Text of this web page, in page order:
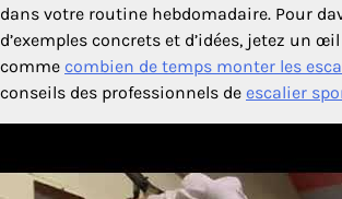
dans votre routine hebdomadaire. Pour
d’exemples concrets et d’idées, jetez un
comme combien de temps monter les
conseils des professionnels de escalier